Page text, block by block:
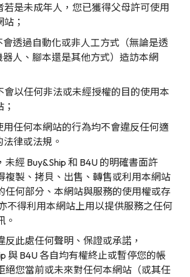
若是未成年人，您已獲得父母許可使用
站；
會透過自動化或非人工方式（無論是透
器人、腳本還是其他方式）造訪本網
會以任何非法或未經授權的目的使用本
用任何本網站的行為均不會違反任何適
法律或法規。
未經 Buy&Ship 和 B4U 的明確書面許
複製、拷貝、出售、轉售或利用本網站
任何部分、本網站與服務的使用權或存
不得利用本網站上用以提供服務之任何
。
反此處任何聲明、保證或承諾，
與 B4U 各自均有權終止或暫停您的帳
絕您當前或未來對任何本網站（或其任